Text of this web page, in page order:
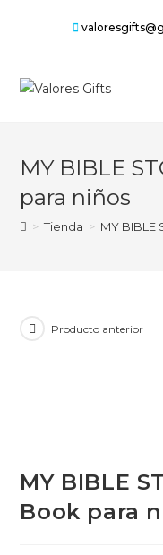
MY BIBLE
para niños
> Tienda > MY BIBLE
Producto anterior
MY BIBLE
Book para